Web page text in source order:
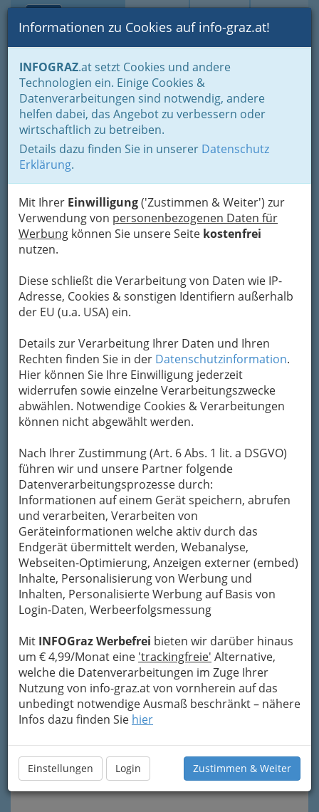
Suche Login Toggle
Informationen zu Cookies auf info-graz.at!
INFOGRAZ.at setzt Cookies und andere
Technologien ein. Einige Cookies &
Datenverarbeitungen sind notwendig, andere
helfen dabei, das Angebot zu verbessern oder
wirtschaftlich zu betreiben.
Details dazu finden Sie in unserer Datenschutz
Erklärung.
Mit Ihrer Einwilligung('Zustimmen & Weiter') zur
Verwendung von personenbezogenen Daten für
Werbung können Sie unsere Seite kostenfrei
nutzen.
Diese schließt die Verarbeitung von Daten wie IP-
Adresse, Cookies & sonstigen Identifiern außerhalb
der EU (u.a. USA) ein.
Details zur Verarbeitung Ihrer Daten und Ihren
Rechten finden Sie in der Datenschutzinformation.
Hier können Sie Ihre Einwilligung jederzeit
widerrufen sowie einzelne Verarbeitungszwecke
abwählen. Notwendige Cookies & Verarbeitungen
können nicht abgewählt werden.
Nach Ihrer Zustimmung (Art. 6 Abs. 1 lit. a DSGVO)
führen wir und unsere Partner folgende
Datenverarbeitungsprozesse durch:
Informationen auf einem Gerät speichern, abrufen
und verarbeiten, Verarbeiten von
Geräteinformationen welche aktiv durch das
Endgerät übermittelt werden, Webanalyse,
Webseiten-Optimierung, Anzeigen externer (embed)
Inhalte, Personalisierung von Werbung und
Inhalten, Personalisierte Werbung auf Basis von
Login-Daten, Werbeerfolgsmessung
Mit INFOGraz Werbefrei bieten wir darüber hinaus
um € 4,99/Monat eine 'trackingfreie' Alternative,
welche die Datenverarbeitungen im Zuge Ihrer
Nutzung von info-graz.at von vornherein auf das
unbedingt notwendige Ausmaß beschränkt – nähere
Infos dazu finden Sie hier
Einstellungen Login Zustimmen & Weiter
Home Branchen Freizeit & Sport
Lebensart
Gastro Ausflüge
Gastro-Ausflüge: Speis und
Trank sind gute Gründe,
Graz und Umgebung zu
durchstreifen
Man kann sich auch in Graz wie
am Land fühlen - manche
schätzen das Umland und das
regionale Angebot mehr
Ein Schanigarten ist eine verlockende Alternative in
der Innenstadt
Am Sonntag raus aus der Stadt oder zur
Peripherie undam Land gemütlich essen
Brauchtum und kulinarische Genüsse kennen
lernen. Vielleicht kombiniert mit Sport oder
Besichtigung einer Sehenswürdigkeit. Unsere
Heimat mit ihrem vielseitigen Angebot lädt doch
einfach zum Genießen ein!
Nach den einzelnen Einträgen gibt es noch mehr
Informationen zumgastronomischen Angebot
im Umlandund in Graz. Die können Sie auch
direkt über das „Info-Icon“
rechts oben
erreichen.